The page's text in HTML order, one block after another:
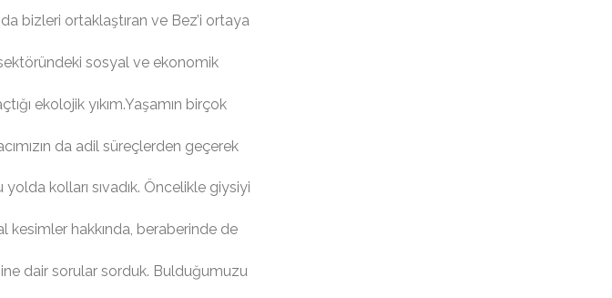
bizleri ortaklaştıran ve Bez’i ortaya
sosyal ve ekonomik
ekolojik yıkım.Yaşamın birçok
da adil süreçlerden geçerek
kolları sıvadık. Öncelikle giysiyi
hakkında, beraberinde de
dair sorular sorduk. Bulduğumuzu